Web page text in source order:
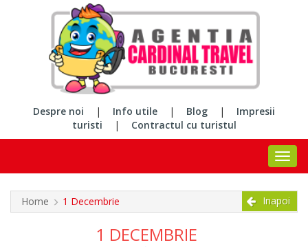
Despre noi | Info utile | Blog |
Impresii
turisti
| Contractul cu turistul
Home 1 Decembrie Inapoi
1 DECEMBRIE